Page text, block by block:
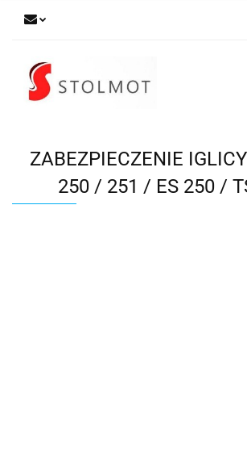
ZABEZPIECZENIE
250 / 251 / ES 250 /